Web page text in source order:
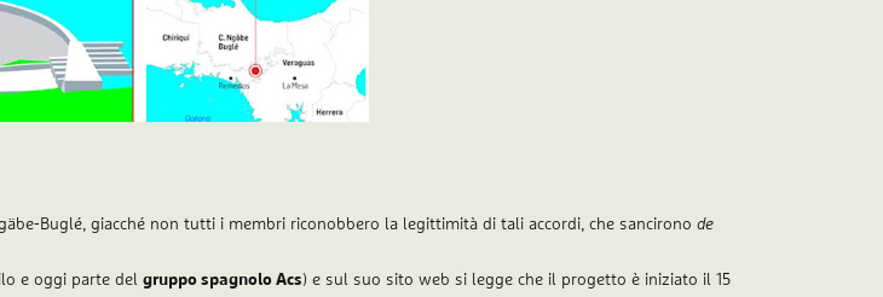
Buglé, giacché non tutti i membri riconobbero la legittimità di tali accordi, che sancironode
e oggi parte delgruppo spagnolo Acs) e sul suo sito web si legge che il progetto è iniziato il 15